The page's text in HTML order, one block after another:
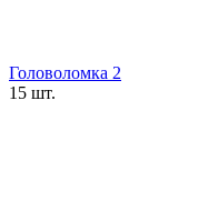
Головоломка 2
15 шт.